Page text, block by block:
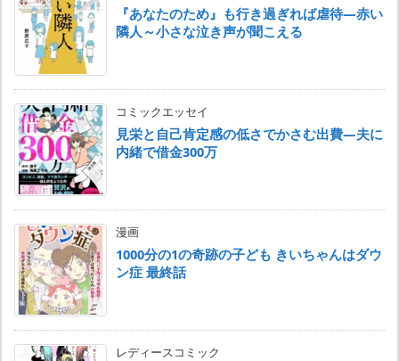
『あなたのため』も行き過ぎれば虐待―赤い
隣人～小さな泣き声が聞こえる
コミックエッセイ
見栄と自己肯定感の低さでかさむ出費―夫に
内緒で借金300万
漫画
1000分の1の奇跡の子ども きいちゃんはダウ
ン症 最終話
レディースコミック